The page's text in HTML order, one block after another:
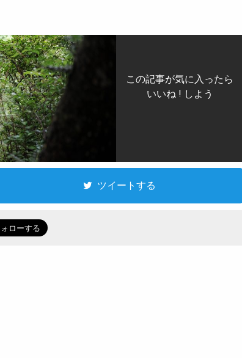
この記事が気に入ったら
いいね ! しよう
ツイートする